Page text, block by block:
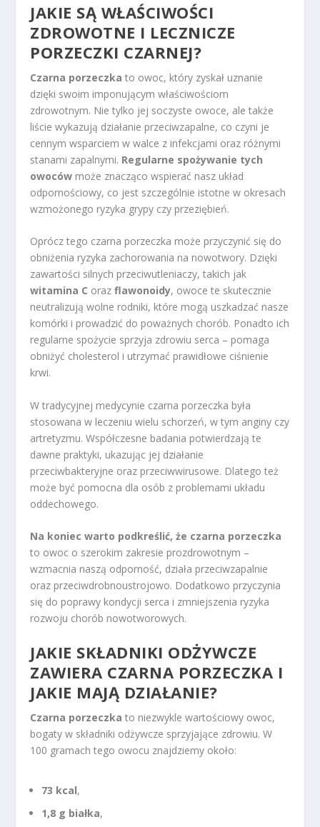
JAKIE SĄ WŁAŚCIWOŚCI
ZDROWOTNE I LECZNICZE
PORZECZKI CZARNEJ?
Czarna porzeczka to owoc, który zyskał uznanie
dzięki swoim imponującym właściwościom
zdrowotnym. Nie tylko jej soczyste owoce, ale także
liście wykazują działanie przeciwzapalne, co czyni je
cennym wsparciem w walce z infekcjami oraz różnymi
stanami zapalnymi. Regularne spożywanie tych
owoców może znacząco wspierać nasz układ
odpornościowy, co jest szczególnie istotne w okresach
wzmożonego ryzyka grypy czy przeziębień.
Oprócz tego czarna porzeczka może przyczynić się do
obniżenia ryzyka zachorowania na nowotwory. Dzięki
zawartości silnych przeciwutleniaczy, takich jak
witamina C orazflawonoidy, owoce te skutecznie
neutralizują wolne rodniki, które mogą uszkadzać nasze
komórki i prowadzić do poważnych chorób. Ponadto ich
regularne spożycie sprzyja zdrowiu serca – pomaga
obniżyć cholesterol i utrzymać prawidłowe ciśnienie
krwi.
W tradycyjnej medycynie czarna porzeczka była
stosowana w leczeniu wielu schorzeń, w tym anginy czy
artretyzmu. Współczesne badania potwierdzają te
dawne praktyki, ukazując jej działanie
przeciwbakteryjne oraz przeciwwirusowe. Dlatego też
może być pomocna dla osób z problemami układu
oddechowego.
Na koniec warto podkreślić, że czarna porzeczka
to owoc o szerokim zakresie prozdrowotnym –
wzmacnia naszą odporność, działa przeciwzapalnie
oraz przeciwdrobnoustrojowo. Dodatkowo przyczynia
się do poprawy kondycji serca i zmniejszenia ryzyka
rozwoju chorób nowotworowych.
JAKIE SKŁADNIKI ODŻYWCZE
ZAWIERA CZARNA PORZECZKA I
JAKIE MAJĄ DZIAŁANIE?
Czarna porzeczka to niezwykle wartościowy owoc,
bogaty w składniki odżywcze sprzyjające zdrowiu. W
100 gramach tego owocu znajdziemy około:
73 kcal,
1,8 g białka,